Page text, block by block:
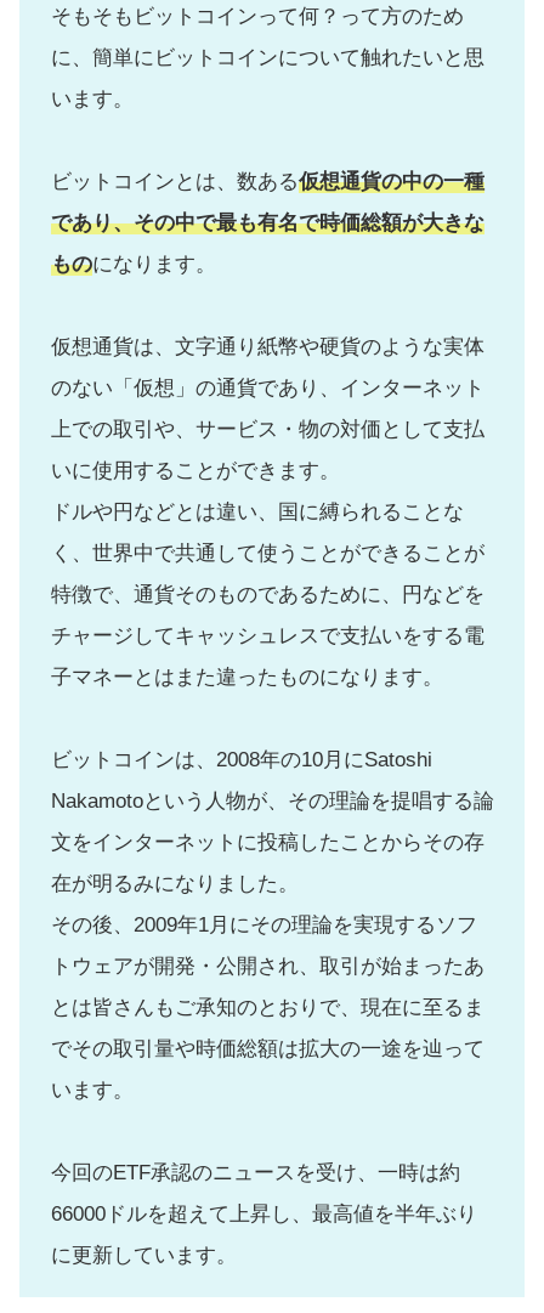
そもそもビットコインって何？って方のため
に、簡単にビットコインについて触れたいと思
います。
ビットコインとは、数ある仮想通貨の中の一種
であり、その中で最も有名で時価総額が大きな
ものになります。
仮想通貨は、文字通り紙幣や硬貨のような実体
のない「仮想」の通貨であり、インターネット
上での取引や、サービス・物の対価として支払
いに使用することができます。
ドルや円などとは違い、国に縛られることな
く、世界中で共通して使うことができることが
特徴で、通貨そのものであるために、円などを
チャージしてキャッシュレスで支払いをする電
子マネーとはまた違ったものになります。
ビットコインは、2008年の10月にSatoshi
Nakamotoという人物が、その理論を提唱する論
文をインターネットに投稿したことからその存
在が明るみになりました。
その後、2009年1月にその理論を実現するソフ
トウェアが開発・公開され、取引が始まったあ
とは皆さんもご承知のとおりで、現在に至るま
でその取引量や時価総額は拡大の一途を辿って
います。
今回のETF承認のニュースを受け、一時は約
66000ドルを超えて上昇し、最高値を半年ぶり
に更新しています。